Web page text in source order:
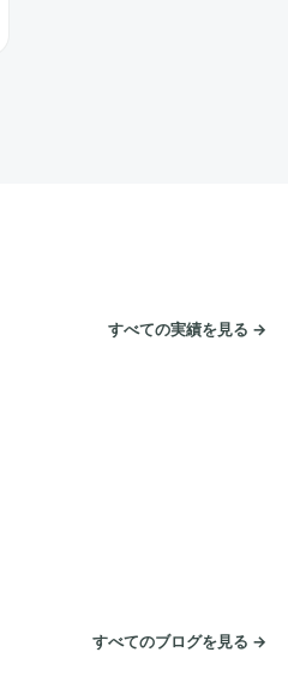
すべての実績を見る →
すべてのブログを見る →